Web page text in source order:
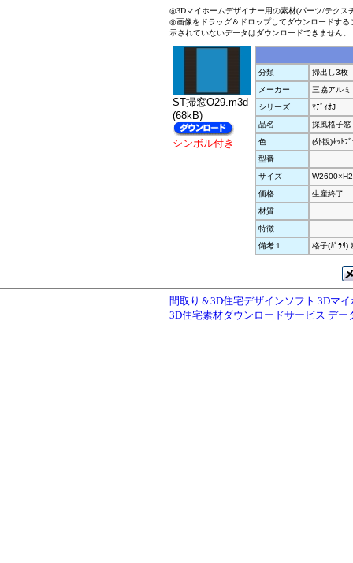
◎3Dマイホームデザイナー用の素材(パーツ/テクス
◎画像をドラッグ＆ドロップしてダウンロードす
示されていないデータはダウンロードできません。
ST掃窓O29.m3d
(68kB)
シンボル付き
分類
掃出し3枚
メーカー
三協アルミ
シリーズ
ﾏﾃﾞｨｵJ
品名
採風格子窓
色
(外観)ﾎｯﾄﾌ
型番
サイズ
価格
生産終了
材質
特徴
備考１
格子(ｶﾞﾗﾘ)
間取り＆3D住宅デザインソフト 3Dマ
3D住宅素材ダウンロードサービス デー